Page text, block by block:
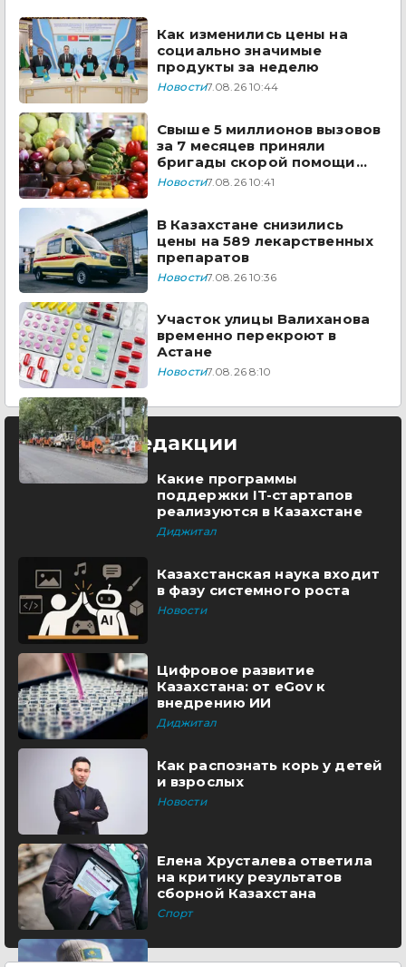
Как изменились цены на
социально значимые
продукты за неделю
Новости7.08.26 10:44
Свыше 5 миллионов вызовов
за 7 месяцев приняли
бригады скорой помощи
Казахстана
Новости7.08.26 10:41
В Казахстане снизились
цены на 589 лекарственных
препаратов
Новости7.08.26 10:36
Участок улицы Валиханова
временно перекроют в
Астане
Новости7.08.26 8:10
Выбор редакции
Какие программы
поддержки IT-стартапов
реализуются в Казахстане
Диджитал
Казахстанская наука входит
в фазу системного роста
Новости
Цифровое развитие
Казахстана: от eGov к
внедрению ИИ
Диджитал
Как распознать корь у детей
и взрослых
Новости
Елена Хрусталева ответила
на критику результатов
сборной Казахстана
Спорт